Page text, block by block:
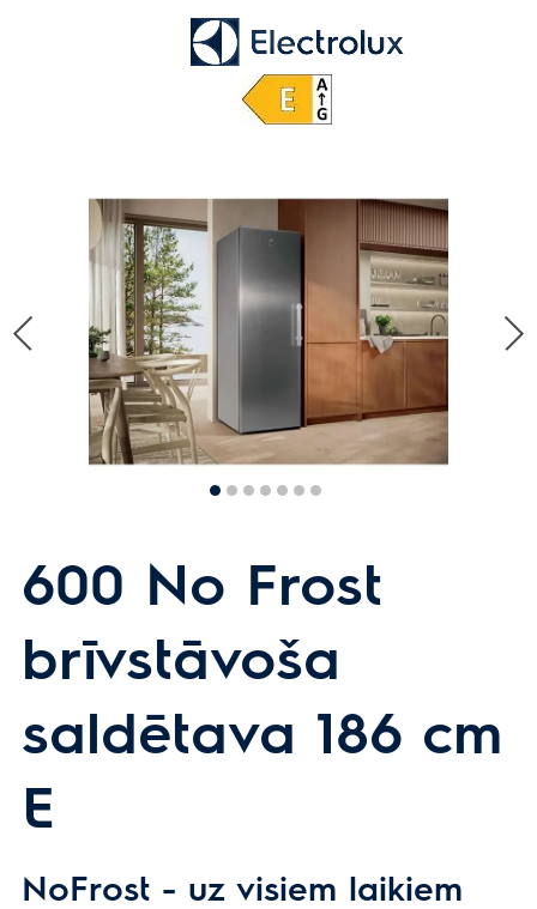
600 No Frost
brīvstāvoša
saldētava 186 cm
E
NoFrost - uz visiem laikiem